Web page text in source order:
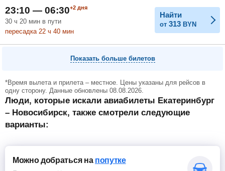
23:10 — 06:30+2 дня
30 ч 20 мин в пути
пересадка 22 ч 40 мин
Найти
от 313 BYN
Показать больше билетов
*Время вылета и прилета – местное. Цены указаны для рейсов в
одну сторону. Данные обновлены 08.08.2026.
Люди, которые искали авиабилеты Екатеринбург
– Новосибирск, также смотрели следующие
варианты:
Можно добратьсяна попутке